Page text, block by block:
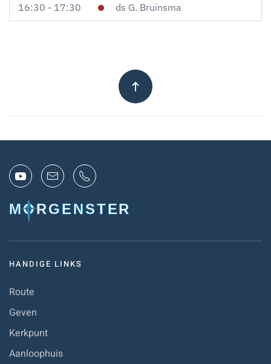
16:30 - 17:30 ds G. Bruinsma
HANDIGE LINKS
Route
Geven
Kerkpunt
Aanloophuis